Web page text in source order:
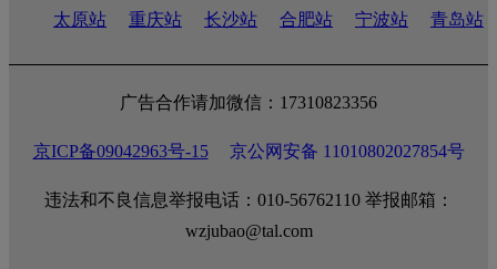
太原站
重庆站 长沙站 合肥站 宁波站 青岛站
广告合作请加微信：17310823356
京ICP备09042963号-15 京公网安备 11010802027854号
违法和不良信息举报电话：010-56762110 举报邮箱：
wzjubao@tal.com